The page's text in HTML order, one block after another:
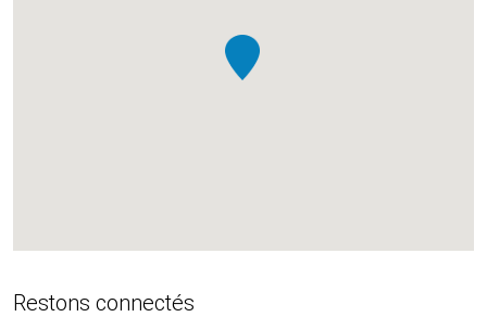
Restons connectés